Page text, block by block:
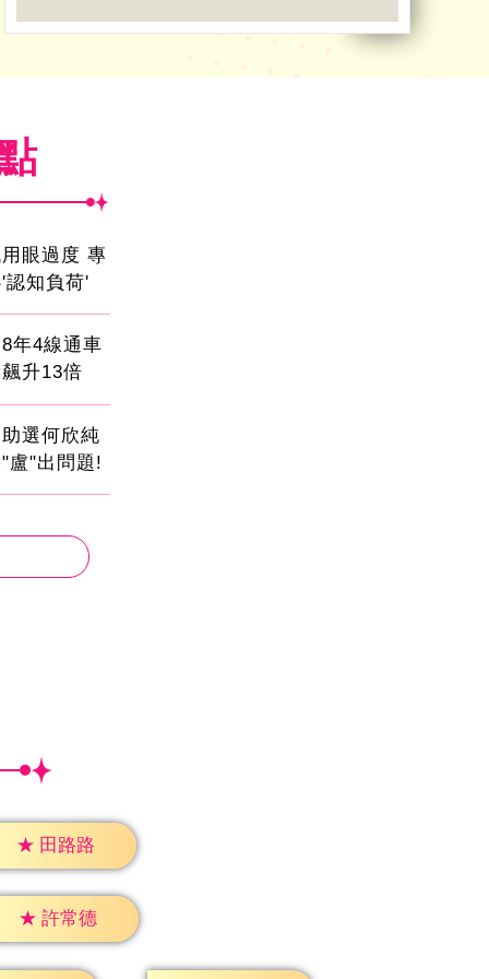
眼過度 專
認知負荷'
年4線通車
升13倍
選何欣純
盧"出問題!
★ 田路路
★ 許常德